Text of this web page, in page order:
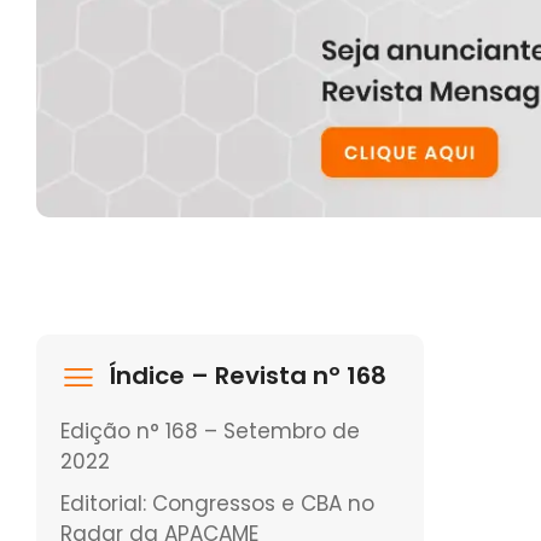
Índice – Revista nº 168
Edição n° 168 – Setembro de
2022
Editorial: Congressos e CBA no
Radar da APACAME